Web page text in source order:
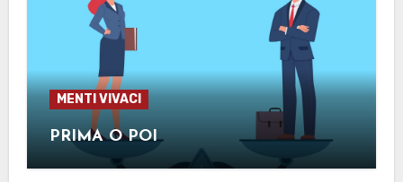
MENTI VIVACI
PRIMA O POI